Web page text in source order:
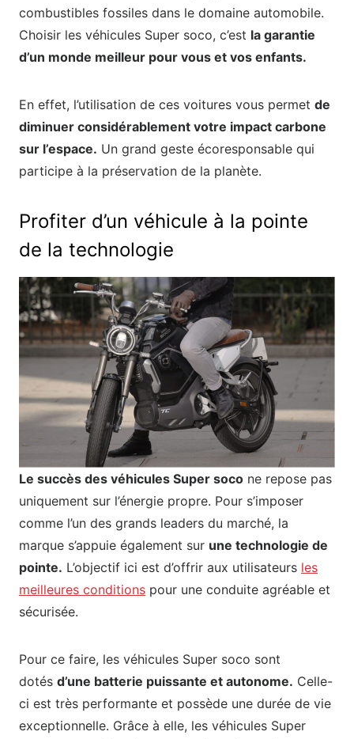
combustibles fossiles dans le domaine automobile.
Choisir les véhicules Super soco, c’est la garantie
d’un monde meilleur pour vous et vos enfants.
En effet, l’utilisation de ces voitures vous permet de
diminuer considérablement votre impact carbone
sur l’espace. Un grand geste écoresponsable qui
participe à la préservation de la planète.
Profiter d’un véhicule à la pointe
de la technologie
Le succès des véhicules Super soco ne repose pas
uniquement sur l’énergie propre. Pour s’imposer
comme l’un des grands leaders du marché, la
marque s’appuie également sur une technologie de
pointe. L’objectif ici est d’offrir aux utilisateurs les
meilleures conditions pour une conduite agréable et
sécurisée.
Pour ce faire, les véhicules Super soco sont
dotés d’une batterie puissante et autonome. Celle-
ci est très performante et possède une durée de vie
exceptionnelle. Grâce à elle, les véhicules Super